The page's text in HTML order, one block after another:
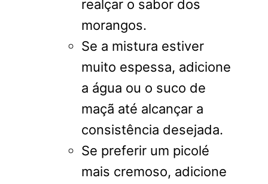
realçar o sabor dos
morangos.
Se a mistura estiver
muito espessa, adicione
a água ou o suco de
maçã até alcançar a
consistência desejada.
Se preferir um picolé
mais cremoso, adicione